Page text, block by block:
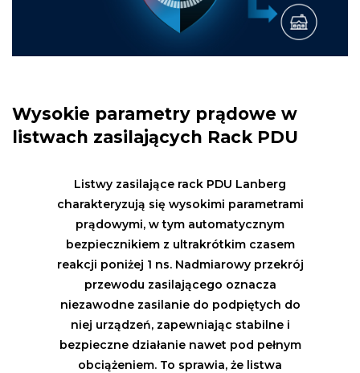
Wysokie parametry prądowe w
listwach zasilających Rack PDU
Listwy zasilające rack PDU Lanberg
charakteryzują się wysokimi parametrami
prądowymi, w tym automatycznym
bezpiecznikiem z ultrakrótkim czasem
reakcji poniżej 1 ns. Nadmiarowy przekrój
przewodu zasilającego oznacza
niezawodne zasilanie do podpiętych do
niej urządzeń, zapewniając stabilne i
bezpieczne działanie nawet pod pełnym
obciążeniem. To sprawia, że listwa